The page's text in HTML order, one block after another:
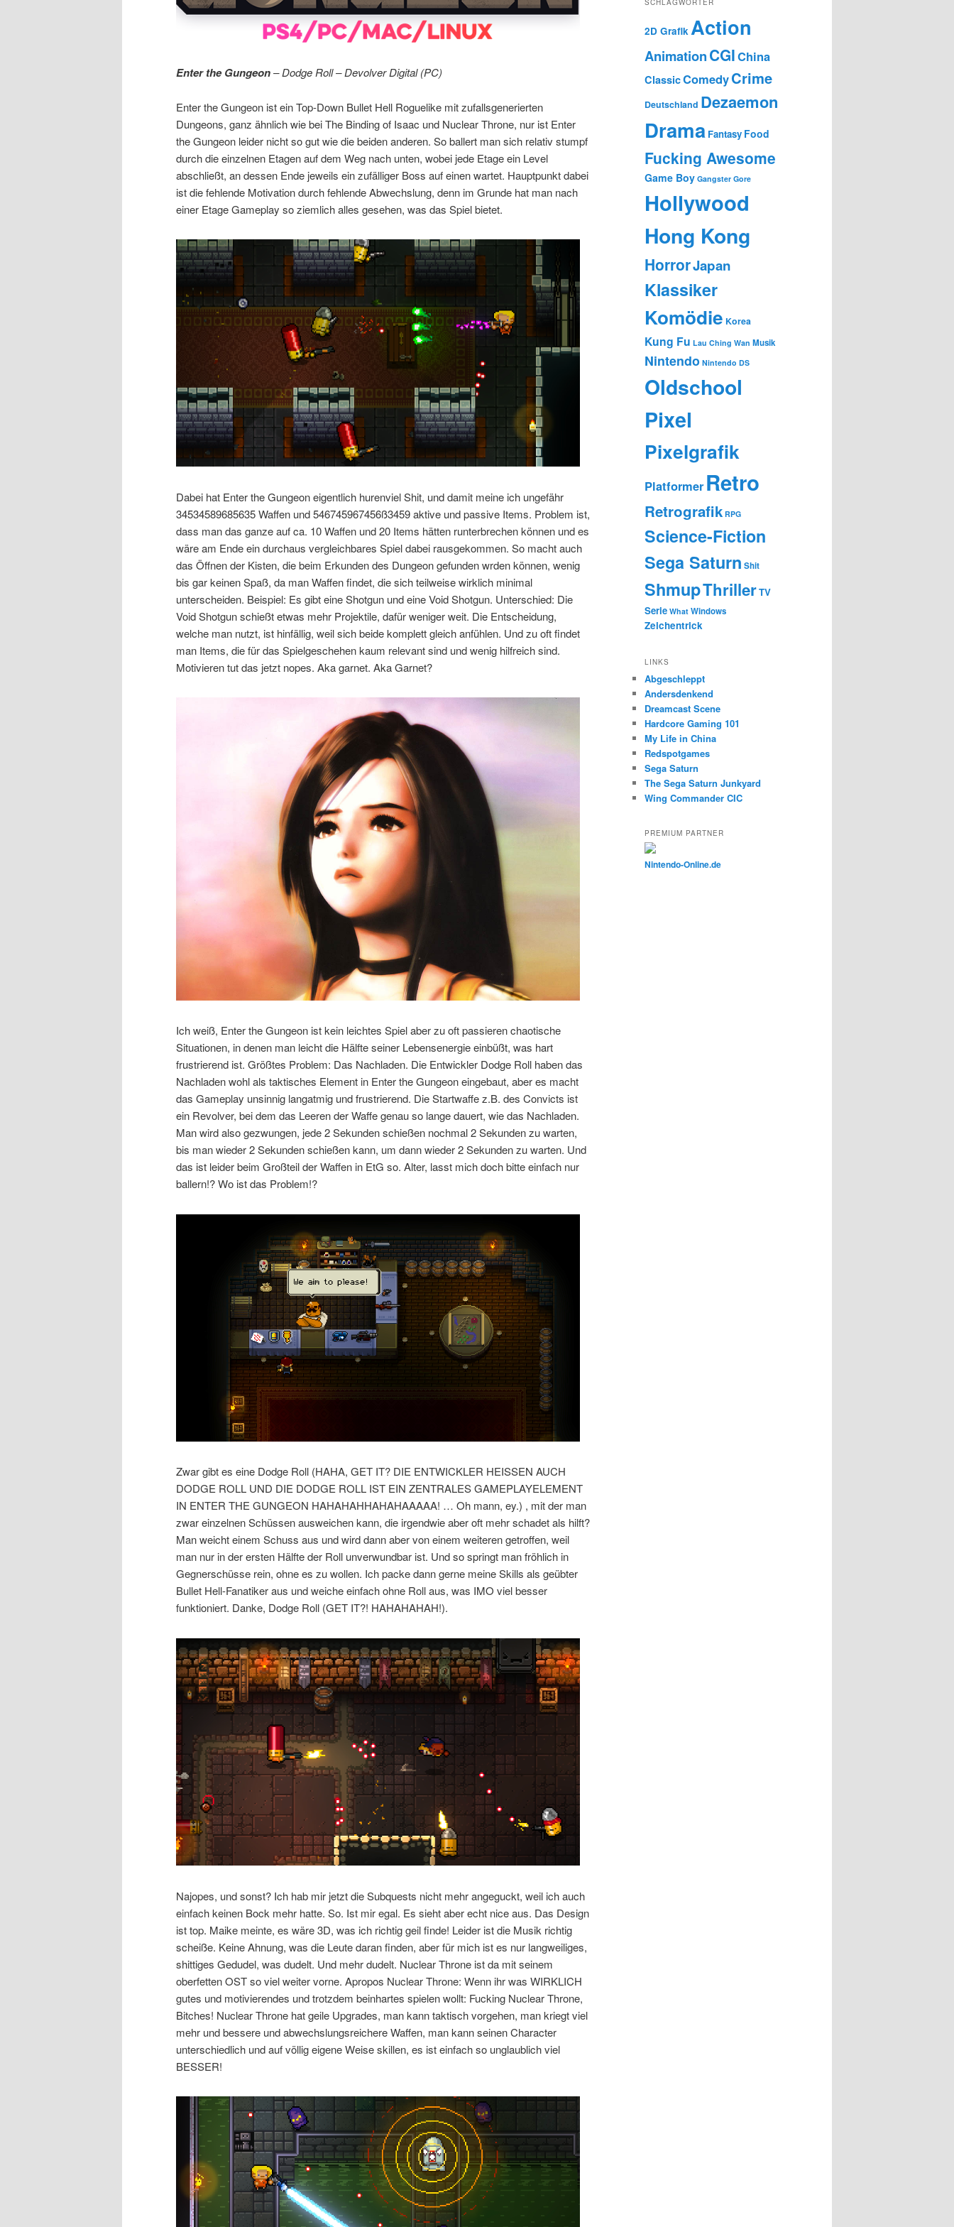
Enter the Gungeon– Dodge Roll – Devolver Digital (PC)
Enter the Gungeon ist ein Top-Down Bullet Hell Roguelike mit zufallsgenerierten
Dungeons, ganz ähnlich wie bei The Binding of Isaac und Nuclear Throne, nur ist Enter
the Gungeon leider nicht so gut wie die beiden anderen. So ballert man sich relativ stumpf
durch die einzelnen Etagen auf dem Weg nach unten, wobei jede Etage ein Level
abschließt, an dessen Ende jeweils ein zufälliger Boss auf einen wartet. Hauptpunkt dabei
ist die fehlende Motivation durch fehlende Abwechslung, denn im Grunde hat man nach
einer Etage Gameplay so ziemlich alles gesehen, was das Spiel bietet.
Dabei hat Enter the Gungeon eigentlich hurenviel Shit, und damit meine ich ungefähr
34534589685635 Waffen und 546745967456ß3459 aktive und passive Items. Problem ist,
dass man das ganze auf ca. 10 Waffen und 20 Items hätten runterbrechen können und es
wäre am Ende ein durchaus vergleichbares Spiel dabei rausgekommen. So macht auch
das Öffnen der Kisten, die beim Erkunden des Dungeon gefunden wrden können, wenig
bis gar keinen Spaß, da man Waffen findet, die sich teilweise wirklich minimal
unterscheiden. Beispiel: Es gibt eine Shotgun und eine Void Shotgun. Unterschied: Die
Void Shotgun schießt etwas mehr Projektile, dafür weniger weit. Die Entscheidung,
welche man nutzt, ist hinfällig, weil sich beide komplett gleich anfühlen. Und zu oft findet
man Items, die für das Spielgeschehen kaum relevant sind und wenig hilfreich sind.
Motivieren tut das jetzt nopes. Aka garnet. Aka Garnet?
Ich weiß, Enter the Gungeon ist kein leichtes Spiel aber zu oft passieren chaotische
Situationen, in denen man leicht die Hälfte seiner Lebensenergie einbüßt, was hart
frustrierend ist. Größtes Problem: Das Nachladen. Die Entwickler Dodge Roll haben das
Nachladen wohl als taktisches Element in Enter the Gungeon eingebaut, aber es macht
das Gameplay unsinnig langatmig und frustrierend. Die Startwaffe z.B. des Convicts ist
ein Revolver, bei dem das Leeren der Waffe genau so lange dauert, wie das Nachladen.
Man wird also gezwungen, jede 2 Sekunden schießen nochmal 2 Sekunden zu warten,
bis man wieder 2 Sekunden schießen kann, um dann wieder 2 Sekunden zu warten. Und
das ist leider beim Großteil der Waffen in EtG so. Alter, lasst mich doch bitte einfach nur
ballern!? Wo ist das Problem!?
Zwar gibt es eine Dodge Roll (HAHA, GET IT? DIE ENTWICKLER HEISSEN AUCH
DODGE ROLL UND DIE DODGE ROLL IST EIN ZENTRALES GAMEPLAYELEMENT
IN ENTER THE GUNGEON HAHAHAHHAHAHAAAAA! … Oh mann, ey.) , mit der man
zwar einzelnen Schüssen ausweichen kann, die irgendwie aber oft mehr schadet als hilft?
Man weicht einem Schuss aus und wird dann aber von einem weiteren getroffen, weil
man nur in der ersten Hälfte der Roll unverwundbar ist. Und so springt man fröhlich in
Gegnerschüsse rein, ohne es zu wollen. Ich packe dann gerne meine Skills als geübter
Bullet Hell-Fanatiker aus und weiche einfach ohne Roll aus, was IMO viel besser
funktioniert. Danke, Dodge Roll (GET IT?! HAHAHAHAH!).
Najopes, und sonst? Ich hab mir jetzt die Subquests nicht mehr angeguckt, weil ich auch
einfach keinen Bock mehr hatte. So. Ist mir egal. Es sieht aber echt nice aus. Das Design
ist top. Maike meinte, es wäre 3D, was ich richtig geil finde! Leider ist die Musik richtig
scheiße. Keine Ahnung, was die Leute daran finden, aber für mich ist es nur langweiliges,
shittiges Gedudel, was dudelt. Und mehr dudelt. Nuclear Throne ist da mit seinem
oberfetten OST so viel weiter vorne. Apropos Nuclear Throne: Wenn ihr was WIRKLICH
gutes und motivierendes und trotzdem beinhartes spielen wollt: Fucking Nuclear Throne,
Bitches! Nuclear Throne hat geile Upgrades, man kann taktisch vorgehen, man kriegt viel
mehr und bessere und abwechslungsreichere Waffen, man kann seinen Character
unterschiedlich und auf völlig eigene Weise skillen, es ist einfach so unglaublich viel
BESSER!
SCHLAGWÖRTER
2D GrafikAction
AnimationCGIChina
ClassicComedyCrime
Deutschland Dezaemon
Drama Fantasy Food
Fucking Awesome
Game Boy Gangster Gore
Hollywood
Hong Kong
HorrorJapan
Klassiker
Komödie Korea
Kung Fu Lau Ching Wan Musik
Nintendo Nintendo DS
Oldschool
Pixel
Pixelgrafik
Platformer Retro
Retrografik RPG
Science-Fiction
Sega Saturn Shit
ShmupThrillerTV
Serie What Windows
Zeichentrick
LINKS
Abgeschleppt
Andersdenkend
Dreamcast Scene
Hardcore Gaming 101
My Life in China
Redspotgames
Sega Saturn
The Sega Saturn Junkyard
Wing Commander CIC
PREMIUM PARTNER
Nintendo-Online.de